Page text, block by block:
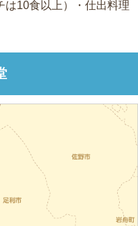
は10食以上）・仕出料理